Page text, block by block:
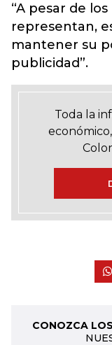
“A pesar de
representan,
mantener su
publicidad”.
Toda la
CONOZCA